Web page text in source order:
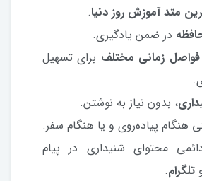
متد آموزش روز دنیا.
در ضمن یادگیری.
فواصل زمانی مختلف برای تسهیل
، بدون نیاز به نوشتن.
هنگام پیاده‌روی و یا هنگام سفر.
محتوای شنیداری در پیام
تلگرام.